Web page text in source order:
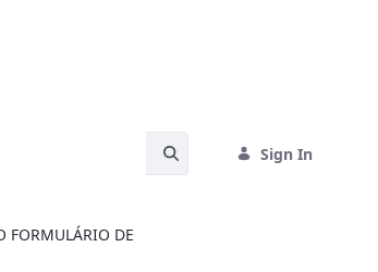
Search Bar Sign In
FORMULÁRIO DE